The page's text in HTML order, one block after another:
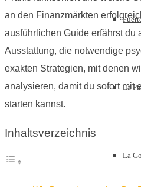
La
La
an den Finanzmärkten
ausführlichen Guide erfährst du
Ausstattung, die notwendige
exakten Strategien, mit denen
analysieren, damit du sofort mit
starten kannst.
Inhaltsverzeichnis